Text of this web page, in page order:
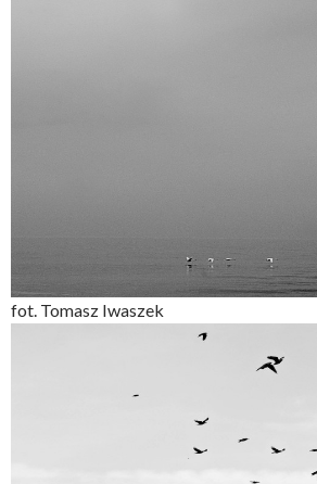
fot. Tomasz Iwaszek